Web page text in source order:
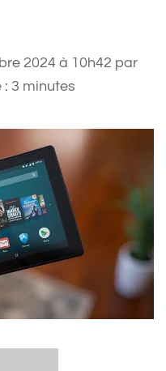
2024 à 10h42 par
: 3 minutes